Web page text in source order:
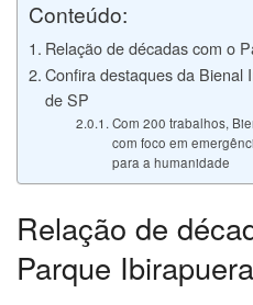
Conteúdo:
Relação de décadas com o
Confira destaques da Bienal
de SP
Com 200 trabalhos,
com foco em
para a humanidade
Relação de
Parque Ibirapuera